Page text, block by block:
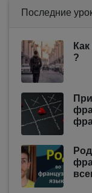
Последние
?